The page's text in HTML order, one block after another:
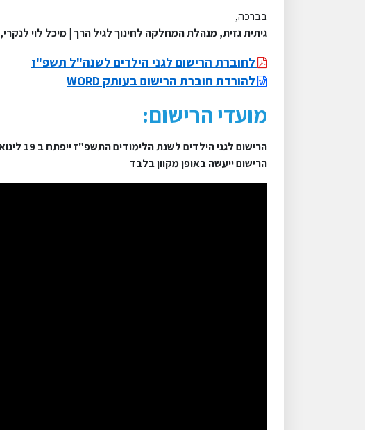
בברכה,
גיתית גזית, מנהלת המחלקה לחינוך לגיל הרך | מיכל לוי לנקרי,
לחוברת הרישום לגני הילדים לשנה"ל תשפ"ז
להורדת חוברת הרישום בעותק WORD
מועדי הרישום:
הרישום לגני הילדים לשנת הלימודים התשפ"ז ייפתח ב 19 לינואר 2026
הרישום ייעשה באופן מקוון בלבד